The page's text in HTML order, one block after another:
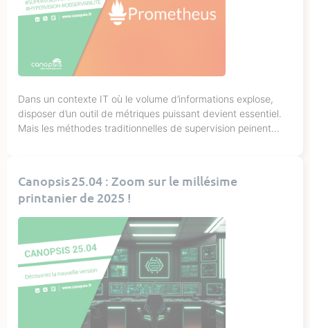
Dans un contexte IT où le volume d’informations explose,
disposer d’un outil de métriques puissant devient essentiel.
Mais les méthodes traditionnelles de supervision peinent
cet article, nous vous proposons une plongée […]
Canopsis 25.04 : Zoom sur le millésime
printanier de 2025 !